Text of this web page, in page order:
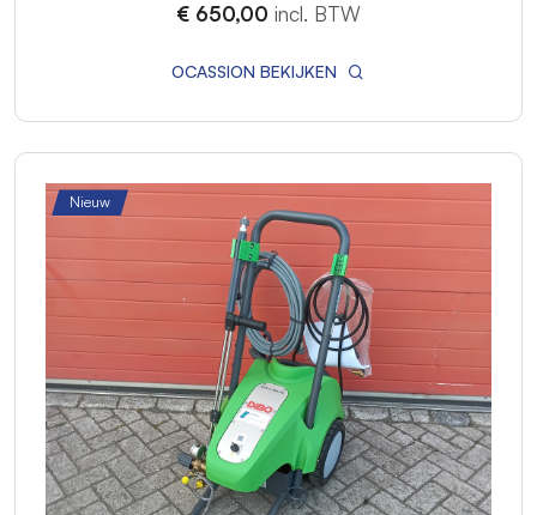
€ 650,00 incl. BTW
OCASSION BEKIJKEN
Nieuw